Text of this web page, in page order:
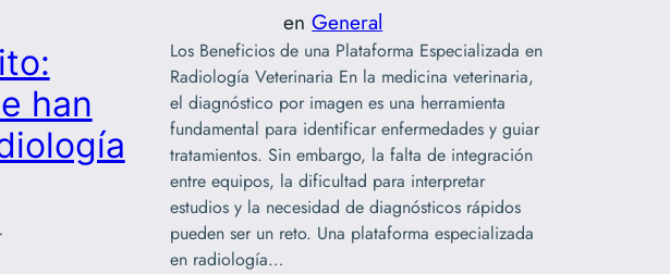
han
enGeneral
Los Beneficios de una Plataforma Especializada en
Radiología Veterinaria En la medicina veterinaria,
el diagnóstico por imagen es una herramienta
fundamental para identificar enfermedades y guiar
tratamientos. Sin embargo, la falta de integración
entre equipos, la dificultad para interpretar
estudios y la necesidad de diagnósticos rápidos
pueden ser un reto. Una plataforma especializada
en radiología…